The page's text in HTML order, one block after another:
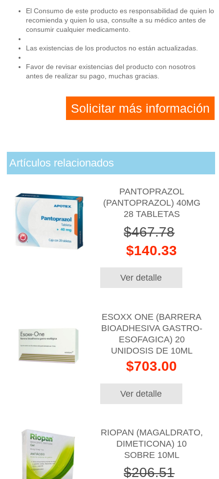
El Consumo de este producto es responsabilidad de quien lo
recomienda y quien lo usa, consulte a su médico antes de
consumir cualquier medicamento.
Las existencias de los productos no están actualizadas.
Favor de revisar existencias del producto con nosotros
antes de realizar su pago, muchas gracias.
Solicitar más información
Artículos relacionados
PANTOPRAZOL
(PANTOPRAZOL) 40MG
28 TABLETAS
$467.78
$140.33
Ver detalle
ESOXX ONE (BARRERA
BIOADHESIVA GASTRO-
ESOFAGICA) 20
UNIDOSIS DE 10ML
$703.00
Ver detalle
RIOPAN (MAGALDRATO,
DIMETICONA) 10
SOBRE 10ML
$206.51